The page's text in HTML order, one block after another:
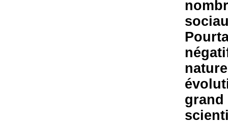
grand